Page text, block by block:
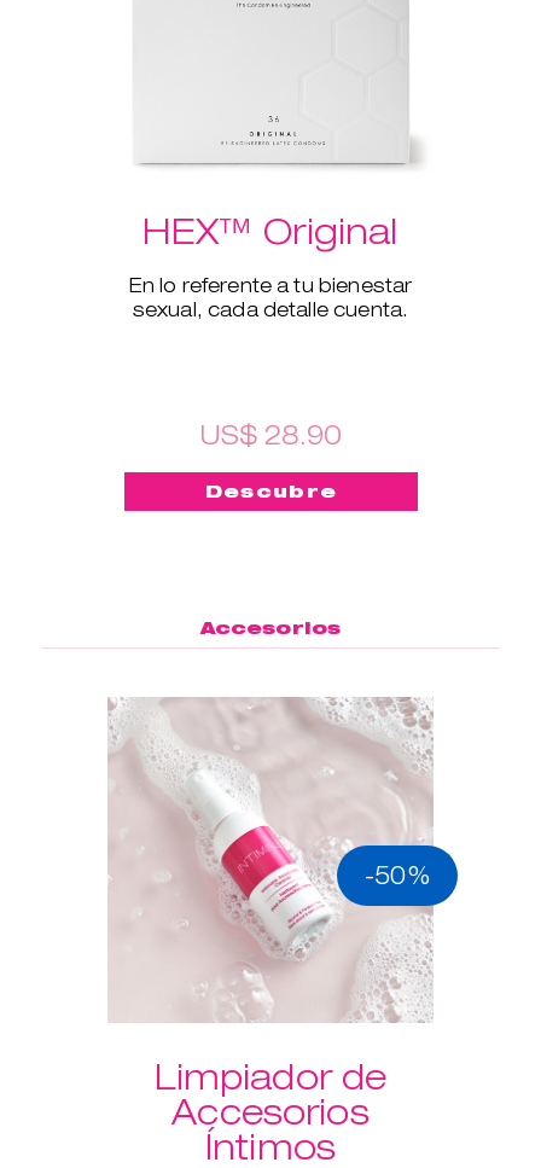
HEX™ Original
En lo referente a tu bienestar
sexual, cada detalle cuenta.
US$ 28.90
Descubre
Accesorios
-50%
Limpiador de
Accesorios
Íntimos